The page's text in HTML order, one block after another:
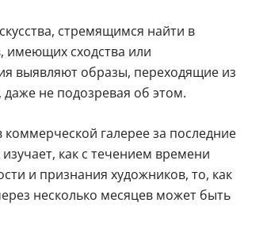
стремящимся найти в
имеющих сходства или
выявляют образы, переходящие из
не подозревая об этом.
галерее за последние
как с течением времени
и признания художников, то, как
несколько месяцев может быть